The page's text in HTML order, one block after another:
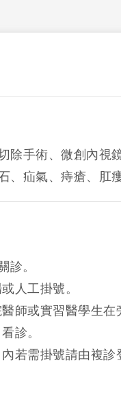
除手術、微創內視
、疝氣、痔瘡、肛
診。
人工掛號。
師或實習醫學生在
診。
若需掛號請由複診